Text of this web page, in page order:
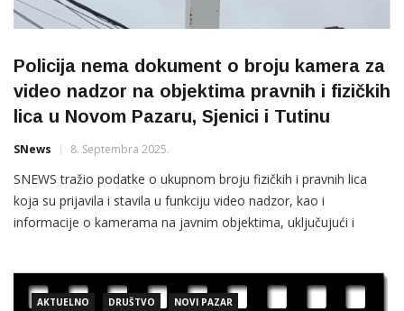
Policija nema dokument o broju kamera za
video nadzor na objektima pravnih i fizičkih
lica u Novom Pazaru, Sjenici i Tutinu
SNews 8. Septembra 2025.
SNEWS tražio podatke o ukupnom broju fizičkih i pravnih lica
koja su prijavila i stavila u funkciju video nadzor, kao i
informacije o kamerama na javnim objektima, uključujući i
AKTUELNO DRUŠTVO NOVI PAZAR